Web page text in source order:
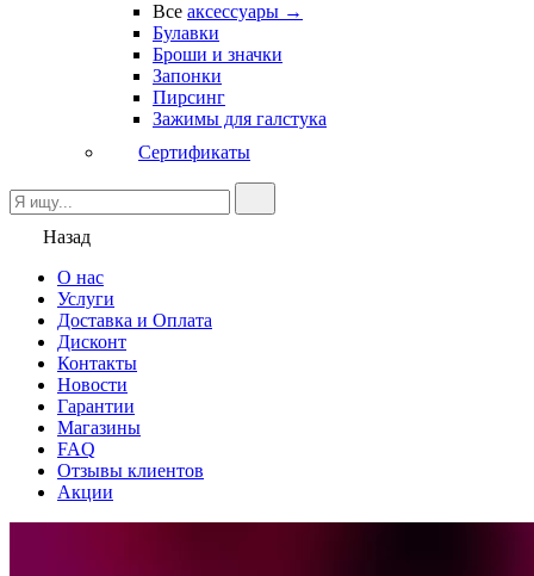
Все аксессуары →
Булавки
Броши и значки
Запонки
Пирсинг
Зажимы для галстука
Сертификаты
Назад
О нас
Услуги
Доставка и Оплата
Дисконт
Контакты
Новости
Гарантии
Магазины
FAQ
Отзывы клиентов
Акции